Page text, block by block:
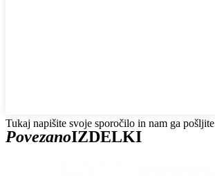
Tukaj napišite svoje sporočilo in nam ga pošljite
PovezanoIZDELKI